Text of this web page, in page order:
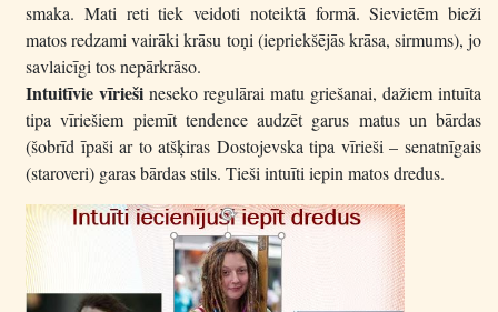
smaka. Mati reti tiek veidoti noteiktā formā. Sievietēm bieži
matos redzami vairāki krāsu toņi (iepriekšējās krāsa, sirmums), jo
savlaicīgi tos nepārkrāso.
Intuitīvie vīrieši neseko regulārai matu griešanai, dažiem intuīta
tipa vīriešiem piemīt tendence audzēt garus matus un bārdas
(šobrīd īpaši ar to atšķiras Dostojevska tipa vīrieši – senatnīgais
(staroveri) garas bārdas stils. Tieši intuīti iepin matos dredus.